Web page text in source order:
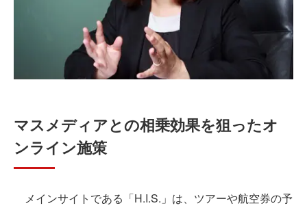
マスメディアとの相乗効果を狙ったオ
ンライン施策
メインサイトである「H.I.S.」は、ツアーや航空券の予